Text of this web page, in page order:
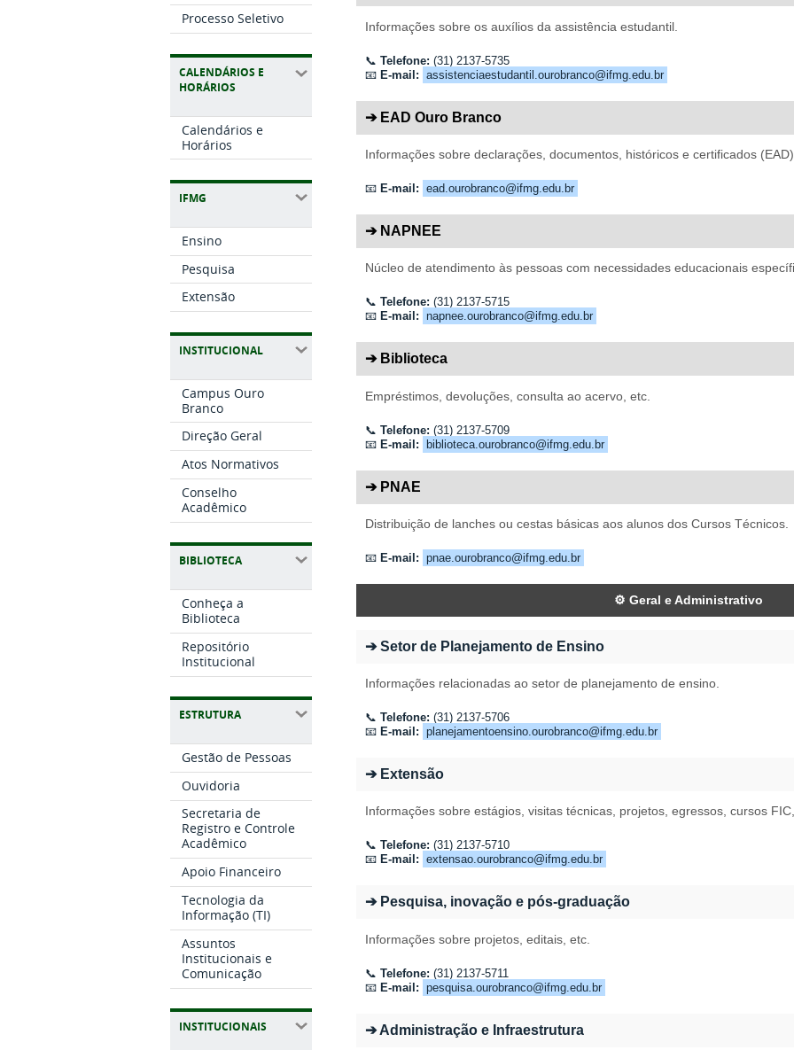
Processo Seletivo
CALENDÁRIOS E
HORÁRIOS
Calendários e
Horários
IFMG
Ensino
Pesquisa
Extensão
INSTITUCIONAL
Campus Ouro
Branco
Direção Geral
Atos Normativos
Conselho
Acadêmico
BIBLIOTECA
Conheça a
Biblioteca
Repositório
Institucional
ESTRUTURA
Gestão de Pessoas
Ouvidoria
Secretaria de
Registro e Controle
Acadêmico
Apoio Financeiro
Tecnologia da
Informação (TI)
Assuntos
Institucionais e
Comunicação
INSTITUCIONAIS
Informações sobre os auxílios da assistência estudantil.
📞 Telefone: (31) 2137-5735
📧 E-mail: assistenciaestudantil.ourobranco@ifmg.edu.br
➔ EAD Ouro Branco
Informações sobre declarações, documentos, históricos e certificados
📧 E-mail: ead.ourobranco@ifmg.edu.br
➔ NAPNEE
Núcleo de atendimento às pessoas com necessidades educacionais
📞 Telefone: (31) 2137-5715
📧 E-mail: napnee.ourobranco@ifmg.edu.br
➔ Biblioteca
Empréstimos, devoluções, consulta ao acervo, etc.
📞 Telefone: (31) 2137-5709
📧 E-mail: biblioteca.ourobranco@ifmg.edu.br
➔ PNAE
Distribuição de lanches ou cestas básicas aos alunos dos Cursos Técnicos.
📧 E-mail: pnae.ourobranco@ifmg.edu.br
⚙️ Geral e Administrativo
➔ Setor de Planejamento de Ensino
Informações relacionadas ao setor de planejamento de ensino.
📞 Telefone: (31) 2137-5706
📧 E-mail: planejamentoensino.ourobranco@ifmg.edu.br
➔ Extensão
Informações sobre estágios, visitas técnicas, projetos, egressos, cursos
📞 Telefone: (31) 2137-5710
📧 E-mail: extensao.ourobranco@ifmg.edu.br
➔ Pesquisa, inovação e pós-graduação
Informações sobre projetos, editais, etc.
📞 Telefone: (31) 2137-5711
📧 E-mail: pesquisa.ourobranco@ifmg.edu.br
➔ Administração e Infraestrutura